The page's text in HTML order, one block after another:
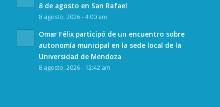
8 de agosto en San Rafael
8 agosto, 2026 - 4:00 am
Omar Félix participó de un encuentro sobre
autonomía municipal en la sede local de la
Universidad de Mendoza
8 agosto, 2026 - 12:42 am